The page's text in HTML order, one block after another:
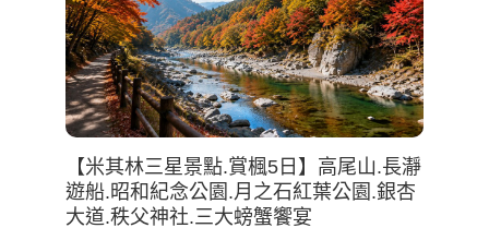
【米其林三星景點.賞楓5日】高尾山.長瀞
遊船.昭和紀念公園.月之石紅葉公園.銀杏
大道.秩父神社.三大螃蟹饗宴